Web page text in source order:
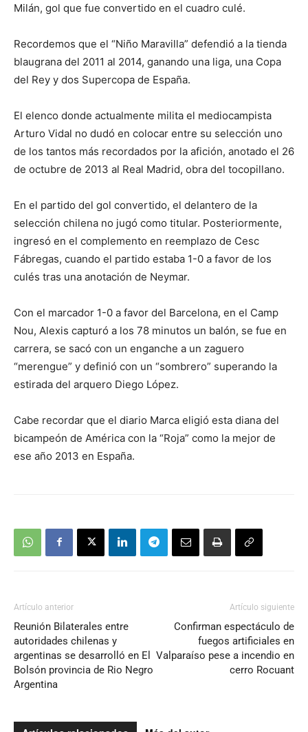
Milán, gol que fue convertido en el cuadro culé.
Recordemos que el “Niño Maravilla” defendió a la tienda
blaugrana del 2011 al 2014, ganando una liga, una Copa
del Rey y dos Supercopa de España.
El elenco donde actualmente milita el mediocampista
Arturo Vidal no dudó en colocar entre su selección uno
de los tantos más recordados por la afición, anotado el 26
de octubre de 2013 al Real Madrid, obra del tocopillano.
En el partido del gol convertido, el delantero de la
selección chilena no jugó como titular. Posteriormente,
ingresó en el complemento en reemplazo de Cesc
Fábregas, cuando el partido estaba 1-0 a favor de los
culés tras una anotación de Neymar.
Con el marcador 1-0 a favor del Barcelona, en el Camp
Nou, Alexis capturó a los 78 minutos un balón, se fue en
carrera, se sacó con un enganche a un zaguero
“merengue” y definió con un “sombrero” superando la
estirada del arquero Diego López.
Cabe recordar que el diario Marca eligió esta diana del
bicampeón de América con la “Roja” como la mejor de
ese año 2013 en España.
Artículo anterior
Reunión Bilaterales entre
autoridades chilenas y
argentinas se desarrolló en El
Bolsón provincia de Rio Negro
Argentina
Artículo siguiente
Confirman espectáculo de
fuegos artificiales en
Valparaíso pese a incendio en
cerro Rocuant